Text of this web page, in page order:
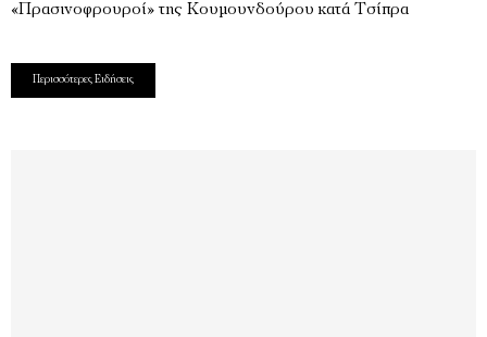
«Πρασινοφρουροί» της Κουμουνδούρου κατά Τσίπρα
Περισσότερες Ειδήσεις